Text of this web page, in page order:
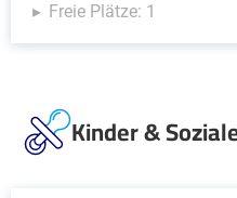
Freie Plätze: 1
Kinder &